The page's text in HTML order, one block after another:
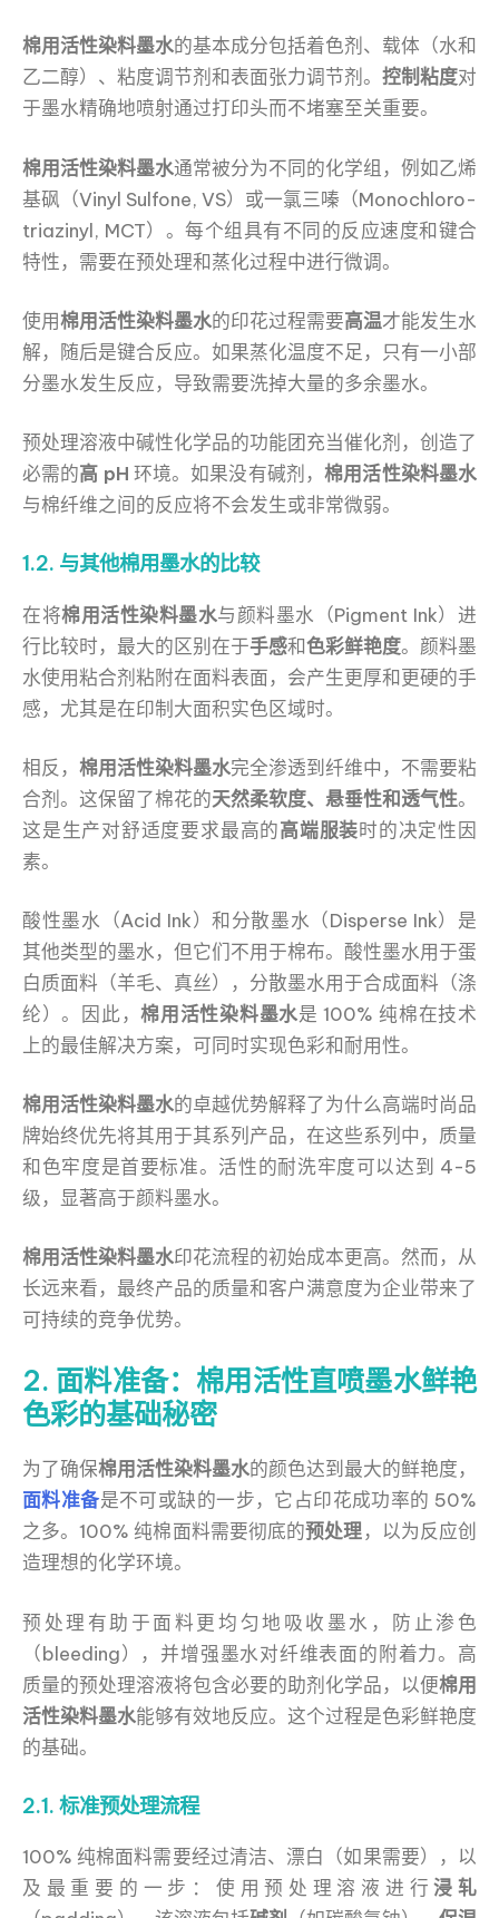
棉用活性染料墨水的基本成分包括着色剂、载体（水和
乙二醇）、粘度调节剂和表面张力调节剂。 控制粘度对
于墨水精确地喷射通过打印头而不堵塞至关重要。
棉用活性染料墨水通常被分为不同的化学组，例如乙烯
基砜（Vinyl Sulfone, VS）或一氯三嗪（Monochloro-
triazinyl, MCT）。每个组具有不同的反应速度和键合
特性，需要在预处理和蒸化过程中进行微调。
使用棉用活性染料墨水的印花过程需要高温才能发生水
解，随后是键合反应。如果蒸化温度不足，只有一小部
分墨水发生反应，导致需要洗掉大量的多余墨水。
预处理溶液中碱性化学品的功能团充当催化剂，创造了
必需的高 pH 环境。如果没有碱剂，棉用活性染料墨水
与棉纤维之间的反应将不会发生或非常微弱。
1.2. 与其他棉用墨水的比较
在将棉用活性染料墨水与颜料墨水（Pigment Ink）进
行比较时，最大的区别在于手感和色彩鲜艳度。颜料墨
水使用粘合剂粘附在面料表面，会产生更厚和更硬的手
感，尤其是在印制大面积实色区域时。
相反， 棉用活性染料墨水完全渗透到纤维中，不需要粘
合剂。这保留了棉花的天然柔软度、悬垂性和透气性。
这是生产对舒适度要求最高的高端服装时的决定性因
素。
酸性墨水（Acid Ink）和分散墨水（Disperse Ink）是
其他类型的墨水，但它们不用于棉布。酸性墨水用于蛋
白质面料（羊毛、真丝），分散墨水用于合成面料（涤
纶）。因此，棉用活性染料墨水是 100% 纯棉在技术
上的最佳解决方案，可同时实现色彩和耐用性。
棉用活性染料墨水的卓越优势解释了为什么高端时尚品
牌始终优先将其用于其系列产品，在这些系列中，质量
和色牢度是首要标准。活性的耐洗牢度可以达到 4-5
级，显著高于颜料墨水。
棉用活性染料墨水印花流程的初始成本更高。然而，从
长远来看，最终产品的质量和客户满意度为企业带来了
可持续的竞争优势。
2. 面料准备：棉用活性直喷墨水鲜艳
色彩的基础秘密
为了确保棉用活性染料墨水的颜色达到最大的鲜艳度，
面料准备是不可或缺的一步，它占印花成功率的 50%
之多。100% 纯棉面料需要彻底的预处理，以为反应创
造理想的化学环境。
预处理有助于面料更均匀地吸收墨水，防止渗色
（bleeding），并增强墨水对纤维表面的附着力。高
质量的预处理溶液将包含必要的助剂化学品，以便棉用
活性染料墨水能够有效地反应。这个过程是色彩鲜艳度
的基础。
2.1. 标准预处理流程
100% 纯棉面料需要经过清洁、漂白（如果需要），以
及最重要的一步：使用预处理溶液进行浸轧